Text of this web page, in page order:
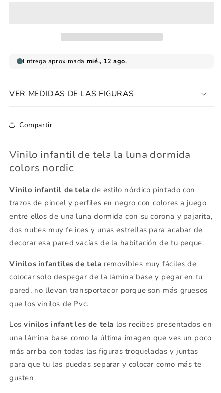
nordic
nordic
VER MEDIDAS DE LAS FIGURAS
Compartir
Vinilo infantil de tela la luna dormida
colors nordic
Vinilo infantil de telade estilo nórdico pintado con
trazos de pincel y perfiles en negro con colores a juego
entre ellos de una luna dormida con su corona y pajarita,
dos nubes muy felices y unas estrellas para acabar de
decorar esa pared vacías de la habitación de tu peque.
Vinilos infantiles de tela removibles muy fáciles de
colocar solo despegar de la lámina base y pegar en tu
pared, no llevan transportador porque son más gruesos
que los vinilos de Pvc.
Los vinilos infantiles de tela los recibes presentados en
una lámina base como la última imagen que ves un poco
más arriba con todas las figuras troqueladas y juntas
para que tu las puedas separar y colocar como más te
gusten.